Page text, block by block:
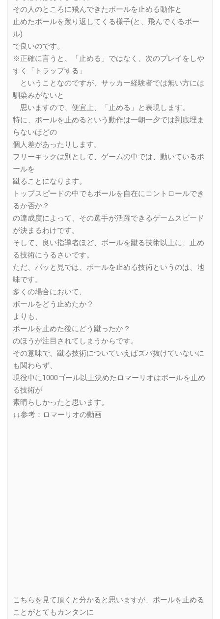
その人のところに飛んできたボールを止める動作と
止めたボールを蹴り返してくる様子(と、飛んでくるボー
ル)
で良いのです。
※正確に言うと、「止める」ではなく、次のプレイをしや
すく「トラップする」
ということなのですが、サッカー経験者では無い方には
馴染みがないと
思いますので、便宜上、「止める」と表現します。
特に、ボールを止めるという動作は一朝一夕では到底埋ま
らないほどの
個人差があったりします。
フリーキックは別として、ゲームの中では、動いているボ
ールを
蹴ることになります。
トップスピードの中でもボールを自在にコントロールでき
るか否か？
の達成度によって、その選手が活躍できるゲームスピード
が決まるわけです。
そして、良い指導者ほど、ボールを蹴る技術以上に、止め
る技術にうるさいです。
ただ、パッと見では、ボールを止める技術というのは、地
味です。
多くの場合において、
ボールをどう止めたか？
よりも、
ボールを止めた後にどう蹴ったか？
のほうが注目されてしまうからです。
その意味で、蹴る技術についていえばズバ抜けていないに
も関わらず、
現役中に1000ゴール以上決めたロマーリオはボールを止め
る技術が
素晴らしかったと思います。
↓↓参考：ロマーリオの動画
こちらを見て頂くと分かると思いますが、ボールを止める
ことがとてもカンタンに